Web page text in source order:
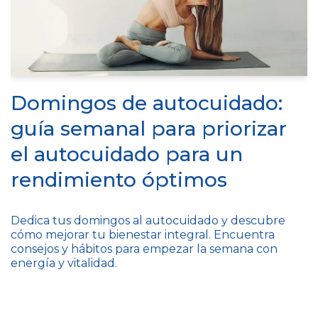
Domingos de autocuidado:
guía semanal para priorizar
el autocuidado para un
rendimiento óptimos
Dedica tus domingos al autocuidado y descubre
cómo mejorar tu bienestar integral. Encuentra
consejos y hábitos para empezar la semana con
energía y vitalidad.